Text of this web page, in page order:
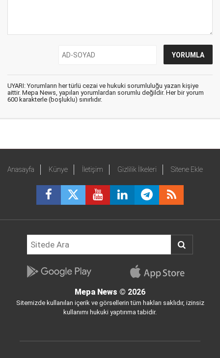
UYARI: Yorumların her türlü cezai ve hukuki sorumluluğu yazan kişiye
aittir. Mepa News, yapılan yorumlardan sorumlu değildir. Her bir yorum
600 karakterle (boşluklu) sınırlıdır.
Anasayfa Künye İletişim Gizlilik İlkeleri Sitene Ekle
Mepa News © 2026
Sitemizde kullanılan içerik ve görsellerin tüm hakları saklıdır, izinsiz
kullanımı hukuki yaptırıma tabidir.